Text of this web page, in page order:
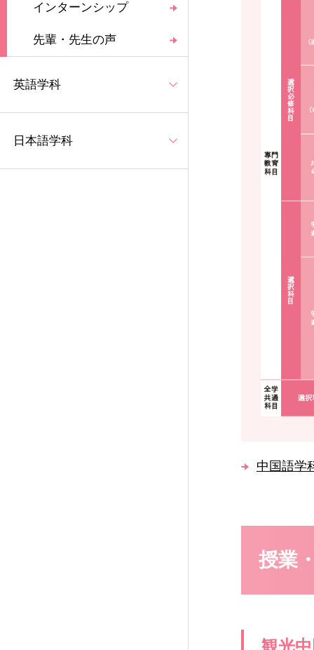
インターンシップ
先輩・先生の声
英語学科
日本語学科
中国語学
授業
観光